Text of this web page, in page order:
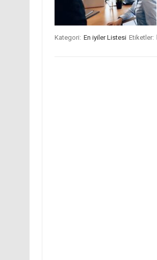
Kategori: En iyiler Listesi Etiketler: